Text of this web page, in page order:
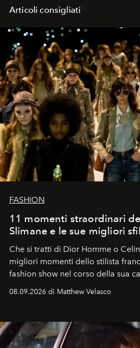
Articoli consigliati
FASHION
11 momenti straordinari
Slimane e le sue migliori
Che si tratti di Dior Homme o
migliori momenti dello stilista
fashion show nel corso della sua
08.09.2026 di Matthew Velasco